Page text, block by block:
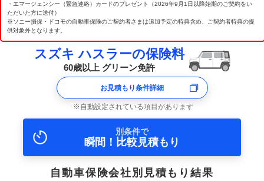
・エマージェンシー（緊急連絡）カードのプレゼント（2026年9月1日以降始期のご契約をい
ただいた方に送付）
※ソニー損保・ドコモの自動車保険のご契約者さまは追加予定の特典含め、ご契約者特典の提
供対象外となります。
スズキ ハスラーの保険料
60歳以上 グリーン免許
お見積もり条件詳細
自動設定されている項目があります
別条件で
瞬間！比較見積もり
自動車保険会社別見積もり結果